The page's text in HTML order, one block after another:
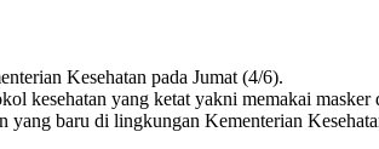
Kesehatan pada Jumat (4/6).
kesehatan yang ketat yakni memakai masker
baru di lingkungan Kementerian